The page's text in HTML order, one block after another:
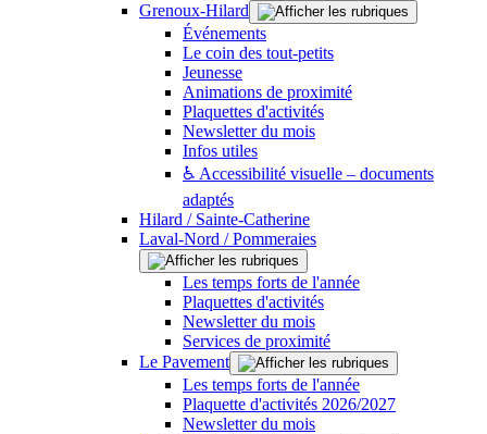
Grenoux-Hilard
Événements
Le coin des tout-petits
Jeunesse
Animations de proximité
Plaquettes d'activités
Newsletter du mois
Infos utiles
♿ Accessibilité visuelle – documents
adaptés
Hilard / Sainte-Catherine
Laval-Nord / Pommeraies
Les temps forts de l'année
Plaquettes d'activités
Newsletter du mois
Services de proximité
Le Pavement
Les temps forts de l'année
Plaquette d'activités 2026/2027
Newsletter du mois